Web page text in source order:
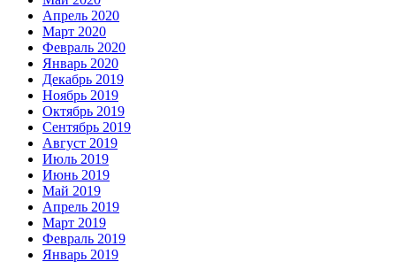
Апрель 2020
Март 2020
Февраль 2020
Январь 2020
Декабрь 2019
Ноябрь 2019
Октябрь 2019
Сентябрь 2019
Август 2019
Июль 2019
Июнь 2019
Май 2019
Апрель 2019
Март 2019
Февраль 2019
Январь 2019